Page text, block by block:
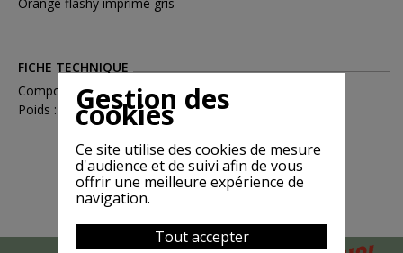
FICHE TECHNIQUE
Compositions : Coton
Poids : 0.15Gestion des
cookies
Ce site utilise des cookies de mesure
d'audience et de suivi afin de vous
offrir une meilleure expérience de
navigation.
Tout accepter